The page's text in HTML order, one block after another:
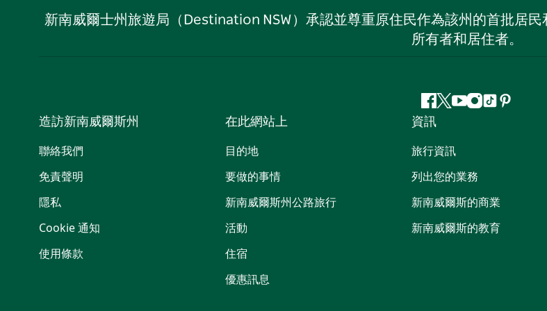
新南威爾士州旅遊局（Destination NSW）承認並尊重原住民作為該州的首批居
所有者和居住者。
Facebook
嘰
喳
喳
Youtube
Instagram
抖 Pinterest
造訪新南威爾斯州
聯絡我們
免責聲明
隱私
Cookie 通知
使用條款
在此網站上
目的地
要做的事情
新南威爾斯州公路旅行
活動
住宿
優惠訊息
資訊
旅行資訊
列出您的業務
新南威爾斯的商業
新南威爾斯的教育